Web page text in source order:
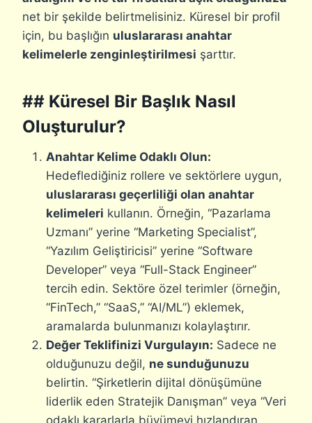
net bir şekilde belirtmelisiniz. Küresel bir profil
için, bu başlığın uluslararası anahtar
kelimelerle zenginleştirilmesi şarttır.
## Küresel Bir Başlık Nasıl
Oluşturulur?
Anahtar Kelime Odaklı Olun:
Hedeflediğiniz rollere ve sektörlere uygun,
uluslararası geçerliliği olan anahtar
kelimeleri kullanın. Örneğin, “Pazarlama
Uzmanı” yerine “Marketing Specialist”,
“Yazılım Geliştiricisi” yerine “Software
Developer” veya “Full-Stack Engineer”
tercih edin. Sektöre özel terimler (örneğin,
“FinTech,” “SaaS,” “AI/ML”) eklemek,
aramalarda bulunmanızı kolaylaştırır.
Değer Teklifinizi Vurgulayın: Sadece ne
olduğunuzu değil, ne sunduğunuzu
belirtin. “Şirketlerin dijital dönüşümüne
liderlik eden Stratejik Danışman” veya “Veri
odaklı kararlarla büyümeyi hızlandıran